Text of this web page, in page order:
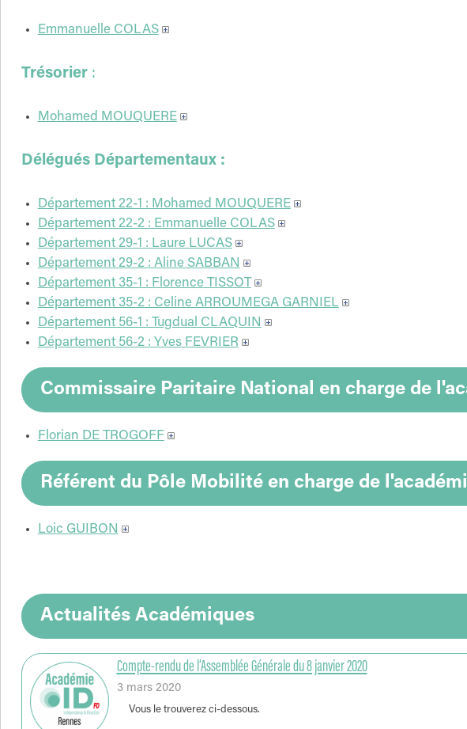
Emmanuelle COLAS
Trésorier:
Mohamed MOUQUERE
Délégués Départementaux :
Département 22-1 : Mohamed MOUQUERE
Département 22-2 : Emmanuelle COLAS
Département 29-1 : Laure LUCAS
Département 29-2 : Aline SABBAN
Département 35-1 : Florence TISSOT
Département 35-2 : Celine ARROUMEGA GARNIEL
Département 56-1 : Tugdual CLAQUIN
Département 56-2 : Yves FEVRIER
Commissaire Paritaire National en charge de
Florian DE TROGOFF
Référent du Pôle Mobilité en charge de
Loic GUIBON
Actualités Académiques
Compte-rendu de l’Assemblée Générale du 8 janvier 2020
3 mars 2020
Vous le trouverez ci-dessous.